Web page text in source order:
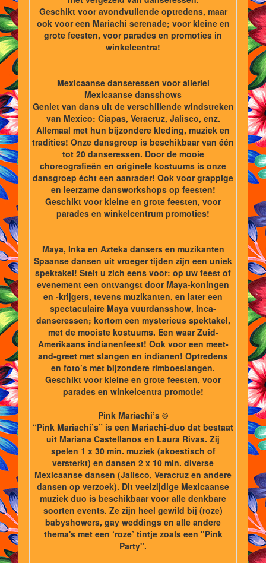
Geschikt voor avondvullende optredens, maar
ook voor een Mariachi serenade; voor kleine en
grote feesten, voor parades en promoties in
winkelcentra!
Mexicaanse danseressen voor allerlei
Mexicaanse dansshows
Geniet van dans uit de verschillende windstreken
van Mexico: Ciapas, Veracruz, Jalisco, enz.
Allemaal met hun bijzondere kleding, muziek en
tradities! Onze dansgroep is beschikbaar van één
tot 20 danseressen. Door de mooie
choreografieën en originele kostuums is onze
dansgroep écht een aanrader! Ook voor grappige
en leerzame dansworkshops op feesten!
Geschikt voor kleine en grote feesten, voor
parades en winkelcentrum promoties!
Maya, Inka en Azteka dansers en muzikanten
Spaanse dansen uit vroeger tijden zijn een uniek
spektakel! Stelt u zich eens voor: op uw feest of
evenement een ontvangst door Maya-koningen
en -krijgers, tevens muzikanten, en later een
spectaculaire Maya vuurdansshow, Inca-
danseressen; kortom een mysterieus spektakel,
met de mooiste kostuums. Een waar Zuid-
Amerikaans indianenfeest! Ook voor een meet-
and-greet met slangen en indianen! Optredens
en foto’s met bijzondere rimboeslangen.
Geschikt voor kleine en grote feesten, voor
parades en winkelcentra promotie!
Pink Mariachi’s ©
“Pink Mariachi’s” is een Mariachi-duo dat bestaat
uit Mariana Castellanos en Laura Rivas. Zij
spelen 1 x 30 min. muziek (akoestisch of
versterkt) en dansen 2 x 10 min. diverse
Mexicaanse dansen (Jalisco, Veracruz en andere
dansen op verzoek). Dit veelzijdige Mexicaanse
muziek duo is beschikbaar voor alle denkbare
soorten events. Ze zijn heel gewild bij (roze)
babyshowers, gay weddings en alle andere
thema's met een ‘roze’ tintje zoals een "Pink
Party".